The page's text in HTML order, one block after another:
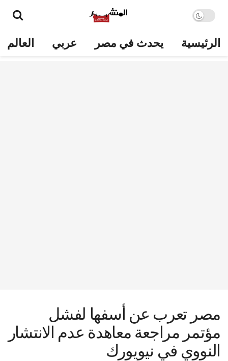
الرئيسية يحدث في مصر عربي العالم
مصر تعرب عن أسفها لفشل
مؤتمر مراجعة معاهدة عدم الانتشار
النووي في نيويورك